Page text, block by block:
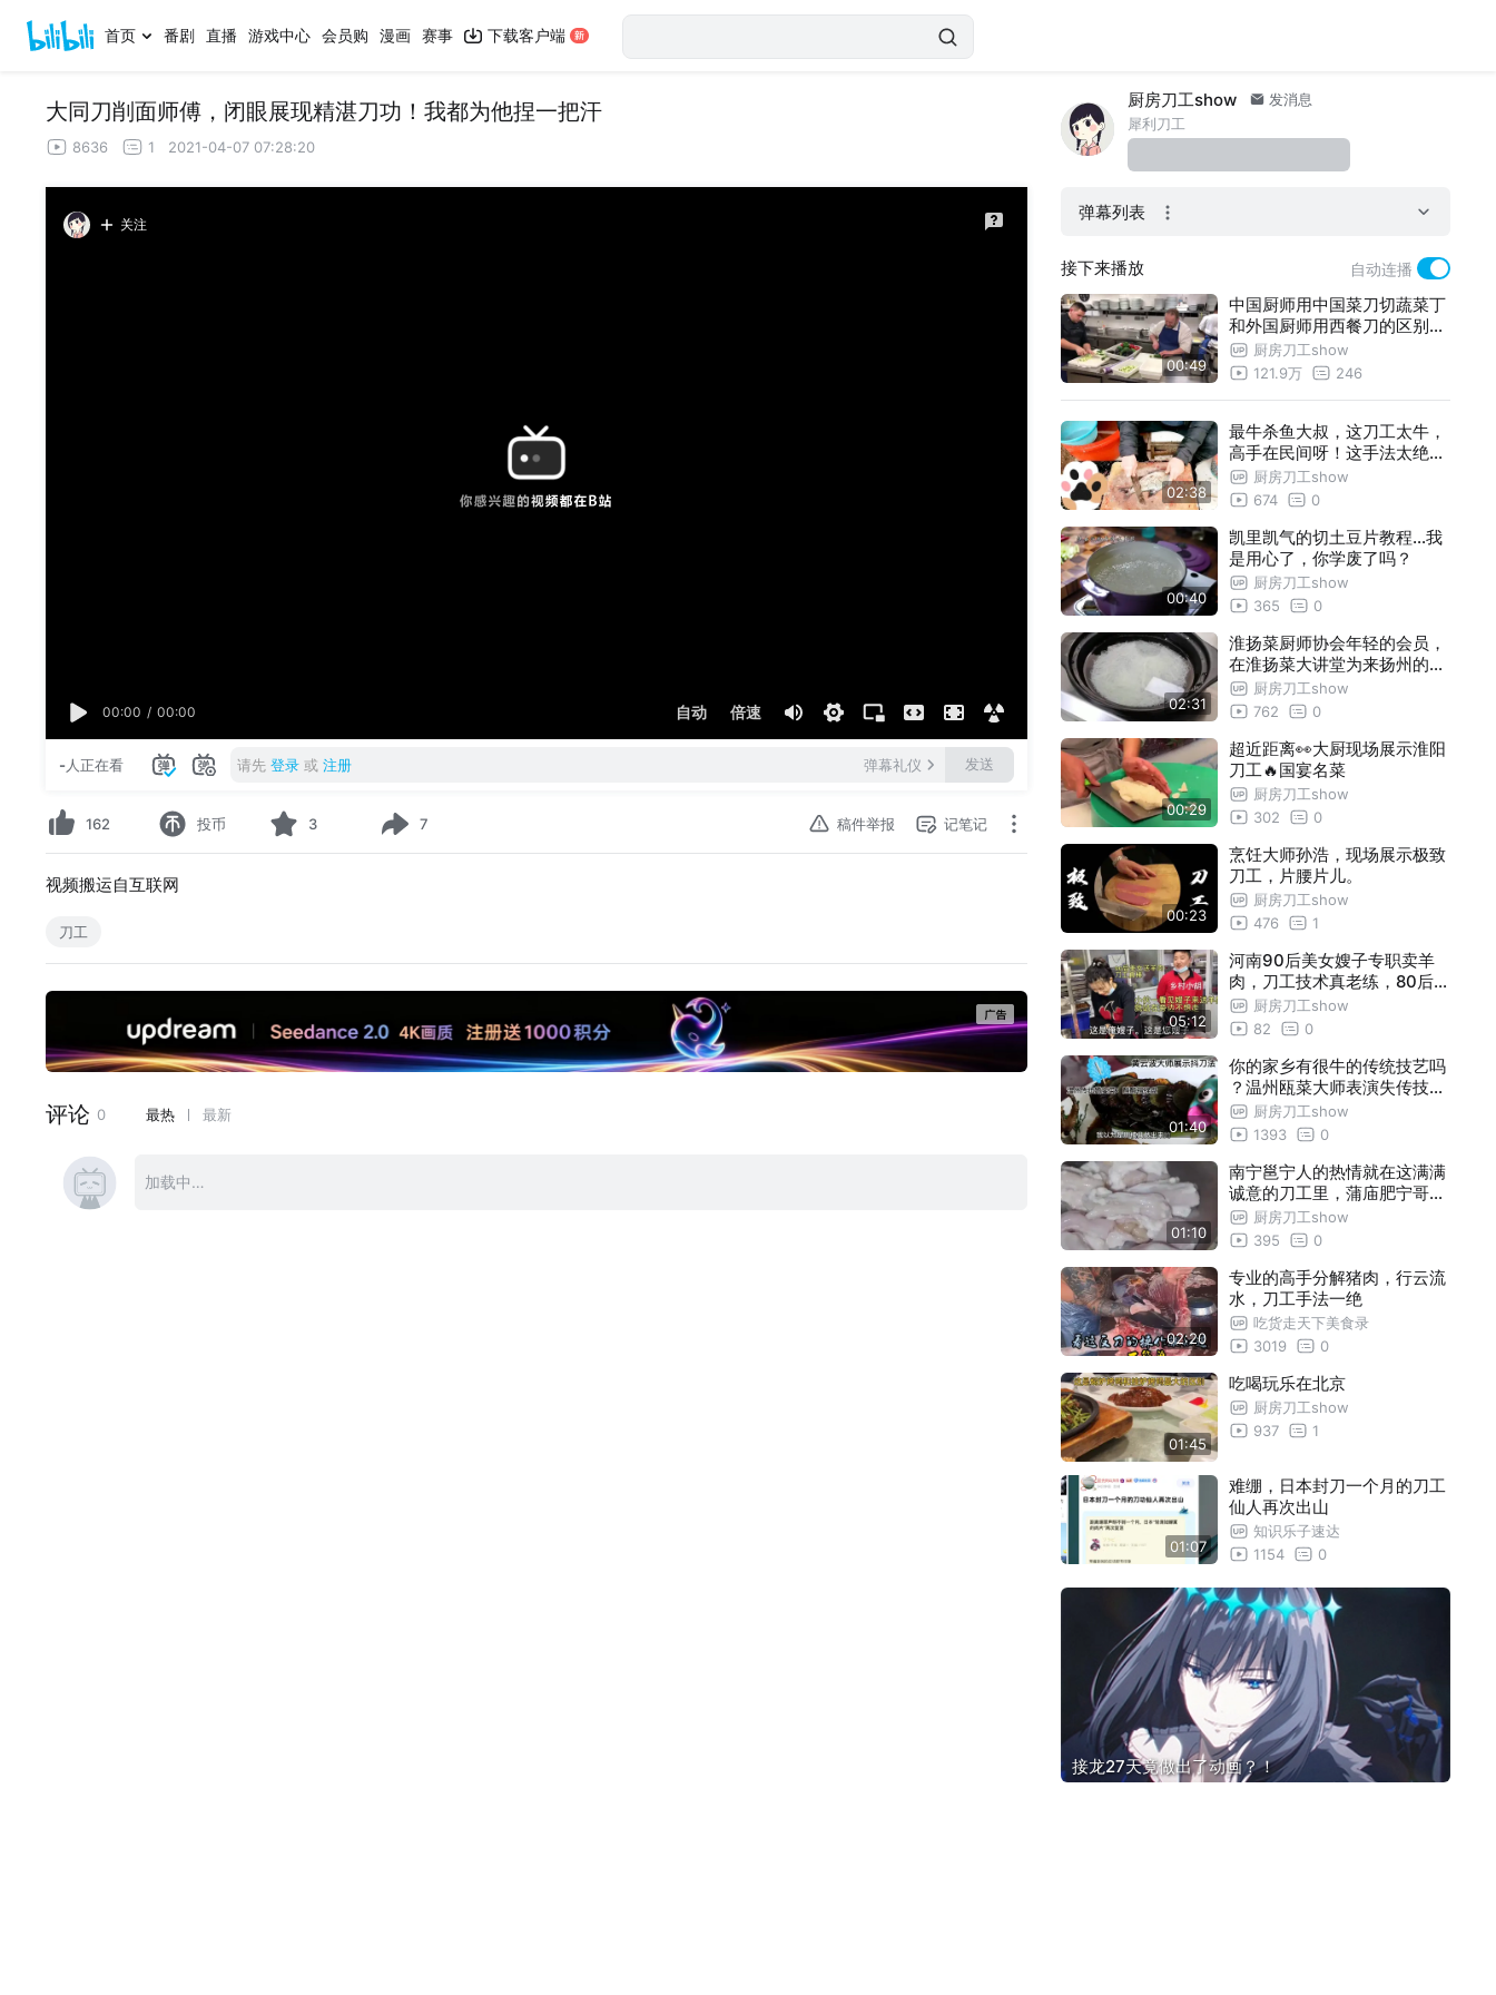
首页 番剧 直播 游戏中心 会员购 漫画 赛事 下载客户端
大同刀削面师傅，闭眼展现精湛刀功！我都为他捏一把汗
8636 1 2021-04-07 07:28:20
关注
00:00 / 00:00 自动 倍速
-人正在看 请先 登录 或 注册 弹幕礼仪 发送
162 投币 3 7 稿件举报 记笔记
视频搬运自互联网
刀工
厨房刀工show
发消息
犀利刀工
弹幕列表
接下来播放 自动连播
00:49
中国厨师用中国菜刀切蔬菜丁
和外国厨师用西餐刀的区别！
感受下菜刀的效率！
厨房刀工show
121.9万
246
02:38
最牛杀鱼大叔，这刀工太牛，
高手在民间呀！这手法太绝了
！少有。
厨房刀工show
674
0
00:40
凯里凯气的切土豆片教程…我
是用心了，你学废了吗？
厨房刀工show
365
0
02:31
淮扬菜厨师协会年轻的会员，
在淮扬菜大讲堂为来扬州的游
客表扬刀工
厨房刀工show
762
0
00:29
超近距离👀大厨现场展示淮阳
刀工🔥国宴名菜
厨房刀工show
302
0
00:23
烹饪大师孙浩，现场展示极致
刀工，片腰片儿。
厨房刀工show
476
1
05:12
河南90后美女嫂子专职卖羊
肉，刀工技术真老练，80后小
伙很佩服
厨房刀工show
82
0
01:40
你的家乡有很牛的传统技艺吗
？温州瓯菜大师表演失传技艺
“抖刀”厨房刀工show
1393
0
01:10
南宁邕宁人的热情就在这满满
诚意的刀工里，蒲庙肥宁哥的
炒猪杂香到隔壁村
厨房刀工show
395
0
02:20
专业的高手分解猪肉，行云流
水，刀工手法一绝
吃货走天下美食录
3019
0
01:45
吃喝玩乐在北京
厨房刀工show
937
1
01:07
难绷，日本封刀一个月的刀工
仙人再次出山
知识乐子速达
1154
0
接龙27天竟做出了动画？！